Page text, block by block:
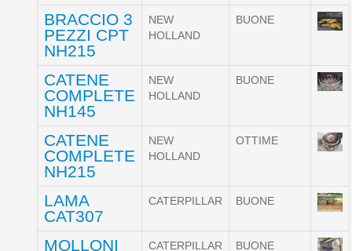
BRACCIO 3
PEZZI CPT
NH215
NEW
HOLLAND
BUONE
CATENE
COMPLETE
NH145
NEW
HOLLAND
BUONE
CATENE
COMPLETE
NH215
NEW
HOLLAND
OTTIME
LAMA
CAT307
CATERPILLAR BUONE
MOLLONI
CATERPILLAR BUONE